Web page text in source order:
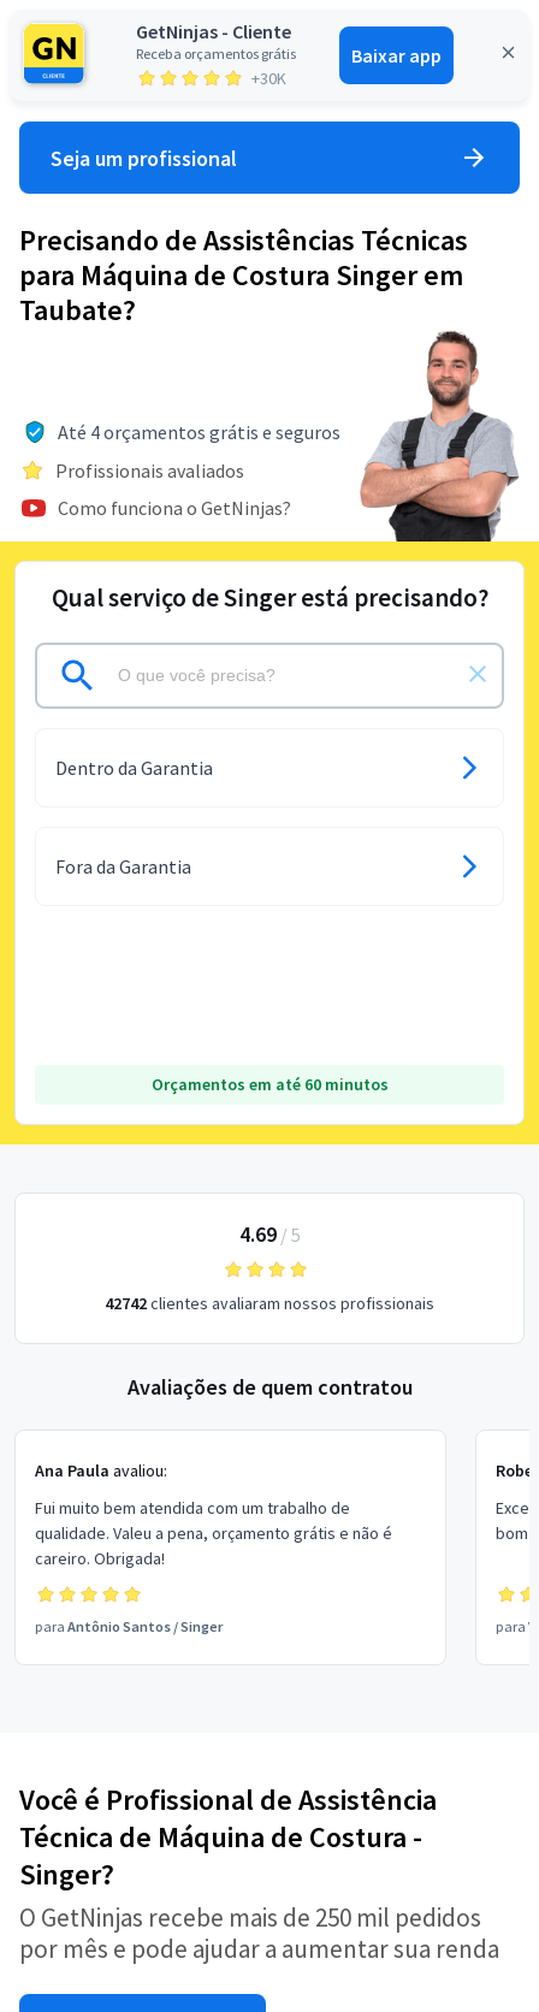
GetNinjas - Cliente
Receba orçamentos grátis
+30K
Baixar app
Entrar
Seja um profissional
Precisando de Assistências Técnicas
para Máquina de Costura Singer em
Taubate?
Até 4 orçamentos grátis e seguros
Profissionais avaliados
Como funciona o GetNinjas?
Qual serviço de Singer está precisando?
Dentro da Garantia
Fora da Garantia
Orçamentos em até 60 minutos
4.69/ 5
42742clientes avaliaram nossos profissionais
Avaliações de quem contratou
Ana Paula avaliou:
Fui muito bem atendida com um trabalho de
qualidade. Valeu a pena, orçamento grátis e não é
careiro. Obrigada!
para Antônio Santos /Singer
bom
para
Você é Profissional de Assistência
Técnica de Máquina de Costura -
Singer?
O GetNinjas recebe mais de 250 mil pedidos
por mês e pode ajudar a aumentar sua renda